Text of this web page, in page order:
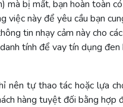
mà bị mất, bạn hoàn toàn
việc này để yêu cầu bạn
tin nhạy cảm này cho
tính để vay tín dụng
nên tự thao tác hoặc lựa
hàng tuyệt đối bằng hợp